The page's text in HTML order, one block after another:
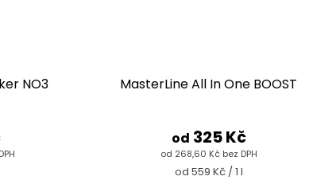
NO3 MasterLine All In One BOOST
od 268,60 Kč bez DPH
od 325 Kč
Měrná
od 559 Kč / 1 l